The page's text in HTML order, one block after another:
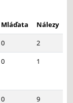
Mláďata
Nálezy
0
2
0 1
0
9